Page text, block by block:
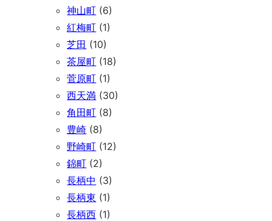
神山町 (6)
紅梅町 (1)
芝田 (10)
茶屋町 (18)
菅原町 (1)
西天満 (30)
角田町 (8)
豊崎 (8)
野崎町 (12)
錦町 (2)
長柄中 (3)
長柄東 (1)
長柄西 (1)